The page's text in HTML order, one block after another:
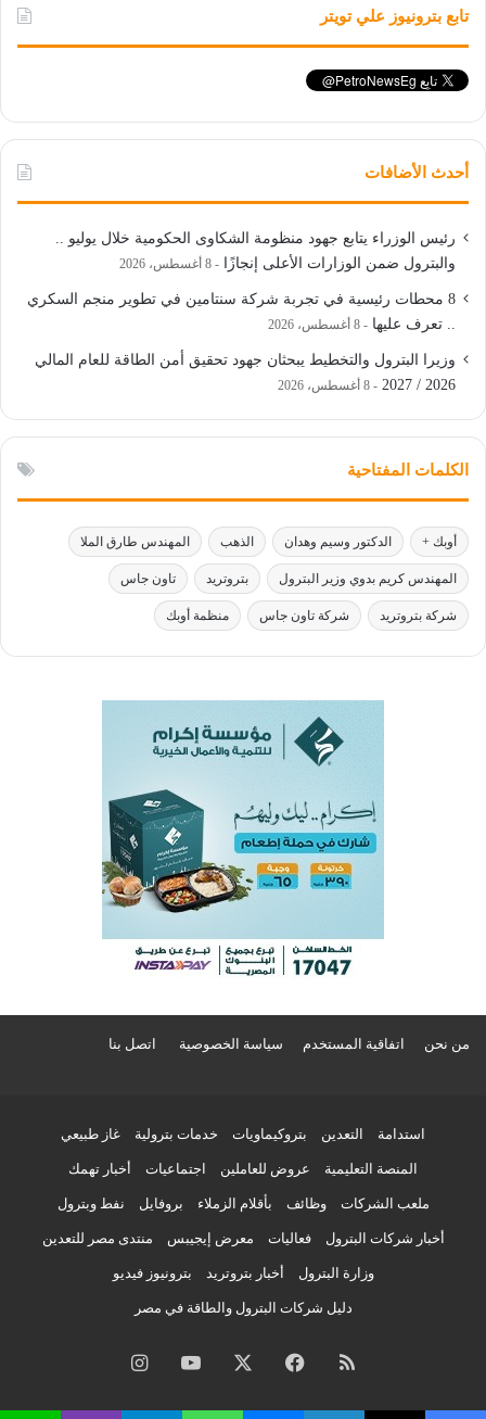
تابع بترونيوز علي تويتر
أحدث الأضافات
رئيس الوزراء يتابع جهود منظومة الشكاوى الحكومية خلال يوليو ..
والبترول ضمن الوزارات الأعلى إنجازًا
8 أغسطس، 2026
8 محطات رئيسية في تجربة شركة سنتامين في تطوير منجم السكري
.. تعرف عليها
8 أغسطس، 2026
وزيرا البترول والتخطيط يبحثان جهود تحقيق أمن الطاقة للعام المالي
2026 / 2027
8 أغسطس، 2026
الكلمات المفتاحية
أوبك + الدكتور وسيم وهدان الذهب المهندس طارق الملا
المهندس كريم بدوي وزير البترول بتروتريد تاون جاس
شركة بتروتريد شركة تاون جاس منظمة أوبك
من نحن اتفاقية المستخدم سياسة الخصوصية اتصل بنا
استدامة التعدين بتروكيماويات خدمات بترولية غاز طبيعي
المنصة التعليمية عروض للعاملين اجتماعيات أخبار تهمك
ملعب الشركات وظائف بأقلام الزملاء بروفايل نفط وبترول
أخبار شركات البترول فعاليات معرض إيجيبس منتدى مصر للتعدين
وزارة البترول أخبار بتروتريد بترونيوز فيديو
دليل شركات البترول والطاقة في مصر
ملخص
الموقع
فيسبوك ‫YouTubeانستقرام